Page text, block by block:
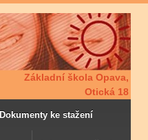
Základní škola Opava,
Otická 18
Dokumenty ke stažení